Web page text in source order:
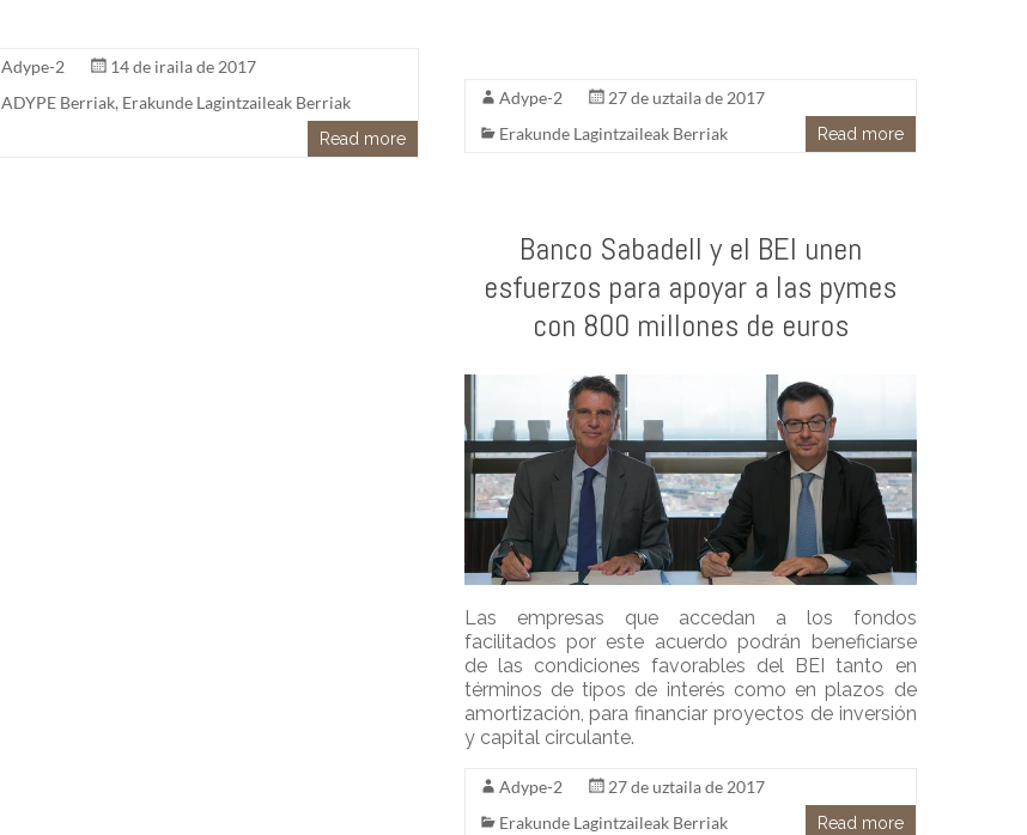
Adype-2
14 de iraila de 2017
ADYPE Berriak, Erakunde Lagintzaileak Berriak
Read more
Adype-2
27 de uztaila de 2017
Erakunde Lagintzaileak Berriak
Read more
Banco Sabadell y el BEI unen
esfuerzos para apoyar a las pymes
con 800 millones de euros
Las empresas que accedan a los fondos
facilitados por este acuerdo podrán beneficiarse
de las condiciones favorables del BEI tanto en
términos de tipos de interés como en plazos de
amortización, para financiar proyectos de inversión
y capital circulante.
Adype-2
27 de uztaila de 2017
Erakunde Lagintzaileak Berriak
Read more